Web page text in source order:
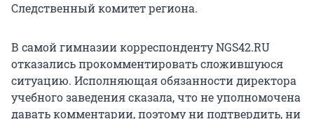
Следственный комитет региона.
В самой гимназии корреспонденту NGS42.RU
отказались прокомментировать сложившуюся
ситуацию. Исполняющая обязанности директора
учебного заведения сказала, что не уполномочена
давать комментарии, поэтому ни подтвердить, ни